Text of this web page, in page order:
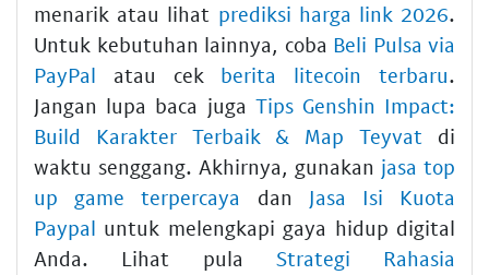
menarik atau lihat prediksi harga link 2026.
Untuk kebutuhan lainnya, coba Beli Pulsa via
PayPal atau cek berita litecoin terbaru.
Jangan lupa baca juga Tips Genshin Impact:
Build Karakter Terbaik & Map Teyvat di
waktu senggang. Akhirnya, gunakan jasa top
up game terpercaya
dan Jasa Isi Kuota
Paypal untuk melengkapi gaya hidup digital
Anda. Lihat pula Strategi Rahasia